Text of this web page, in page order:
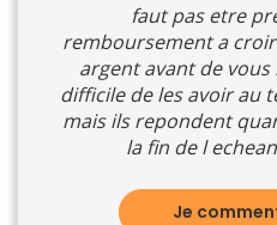
faut pas etre
remboursement a
argent avant de
difficile de les avoir au
mais ils repondent
la fin de l
Je